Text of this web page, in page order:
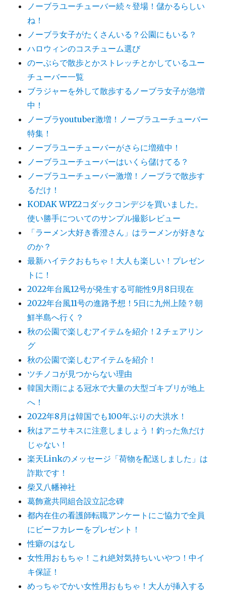
ノーブラユーチューバー続々登場！儲かるらしい
ね！
ノーブラ女子がたくさんいる？公園にもいる？
ハロウィンのコスチューム選び
のーぶらで散歩とかストレッチとかしているユー
チューバー一覧
ブラジャーを外して散歩するノーブラ女子が急増
中！
ノーブラyoutuber激増！ノーブラユーチューバー
特集！
ノーブラユーチューバーがさらに増殖中！
ノーブラユーチューバーはいくら儲けてる？
ノーブラユーチューバー激増！ノーブラで散歩す
るだけ！
KODAK WPZ2コダックコンデジを買いました。
使い勝手についてのサンプル撮影レビュー
「ラーメン大好き香澄さん」はラーメンが好きな
のか？
最新ハイテクおもちゃ！大人も楽しい！プレゼン
トに！
2022年台風12号が発生する可能性9月8日現在
2022年台風11号の進路予想！5日に九州上陸？朝
鮮半島へ行く？
秋の公園で楽しむアイテムを紹介！2 チェアリン
グ
秋の公園で楽しむアイテムを紹介！
ツチノコが見つからない理由
韓国大雨による冠水で大量の大型ゴキブリが地上
へ！
2022年8月は韓国でも100年ぶりの大洪水！
秋はアニサキスに注意しましょう！釣った魚だけ
じゃない！
楽天Linkのメッセージ「荷物を配送しました」は
詐欺です！
柴又八幡神社
葛飾鳶共同組合設立記念碑
都内在住の看護師転職アンケートにご協力で全員
にビーフカレーをプレゼント！
性癖のはなし
女性用おもちゃ！これ絶対気持ちいいやつ！中イ
キ保証！
めっちゃでかい女性用おもちゃ！大人が挿入する